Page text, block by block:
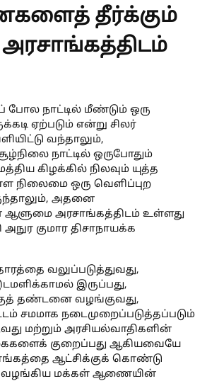
தீர்க்கும்
நாட்டில் மீண்டும் ஒரு
ஏற்படும் என்று சிலர்
வந்தாலும்,
நாட்டில் ஒருபோதும்
கிழக்கில் நிலவும் யுத்த
நிலைமை ஒரு வெளிப்புற
அதனை
அரசாங்கத்திடம் உள்ளது
குமார திசாநாயக்க
வலுப்படுத்துவது,
இருப்பது,
தண்டனை வழங்குவது,
சமமாக நடைமுறைப்படுத்தப்படும்
மற்றும் அரசியல்வாதிகளின்
குறைப்பது ஆகியவையே
ஆட்சிக்குக் கொண்டு
வழங்கிய மக்கள் ஆணையின்